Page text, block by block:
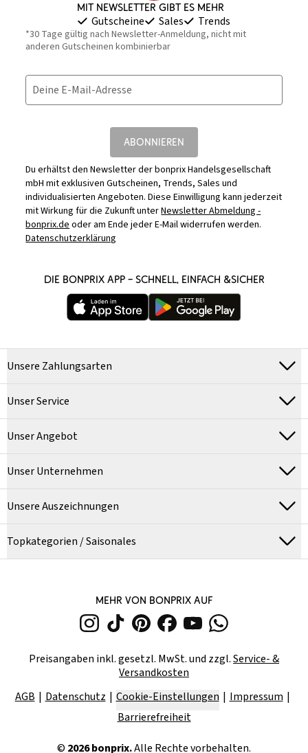
Mit Newsletter gibt es mehr
Gutscheine Sales Trends
*30 Tage gültig nach Newsletter-Anmeldung, nicht mit
anderen Gutscheinen kombinierbar
Deine E-Mail-Adresse
ABONNIEREN
Du erhältst den Newsletter der bonprix Handelsgesellschaft
mbH mit exklusiven Gutscheinen, Trends, Sales und
individualisierten Angeboten. Diese Einwilligung kann jederzeit
mit Wirkung für die Zukunft unterNewsletter Abmeldung -
bonprix.deoder am Ende jeder E-Mail widerrufen werden.
Datenschutzerklärung
DIE BONPRIX APP – SCHNELL, EINFACH &SICHER
Unsere Zahlungsarten
Unser Service
Unser Angebot
Unser Unternehmen
Unsere Auszeichnungen
Topkategorien / Saisonales
MEHR VON BONPRIX AUF
Preisangaben inkl. gesetzl. MwSt. und zzgl.Service- &
Versandkosten
AGB
Datenschutz Cookie-Einstellungen
Impressum
Barrierefreiheit
© 2026bonprix.Alle Rechte vorbehalten.